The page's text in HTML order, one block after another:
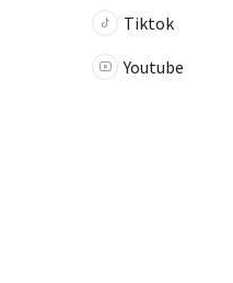
Tiktok
Youtube